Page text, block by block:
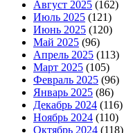
Август 2025 (162)
Июль 2025 (121)
Июнь 2025 (120)
Май 2025 (96)
Апрель 2025 (113)
Март 2025 (105)
Февраль 2025 (96)
Январь 2025 (86)
Декабрь 2024 (116)
Ноябрь 2024 (110)
Октябрь 2024 (118)